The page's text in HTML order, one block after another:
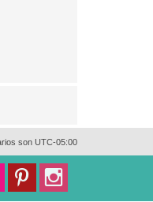
son UTC-05:00